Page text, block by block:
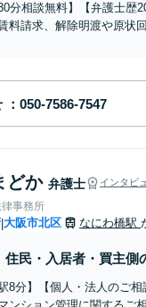
30分相談無料】【弁護士
料請求、解除明渡や原状
どか 弁護士 インタビ
事務所
|大阪市北区 なにわ橋駅
住民・入居者・買主側
駅8分】【個人・法人のご